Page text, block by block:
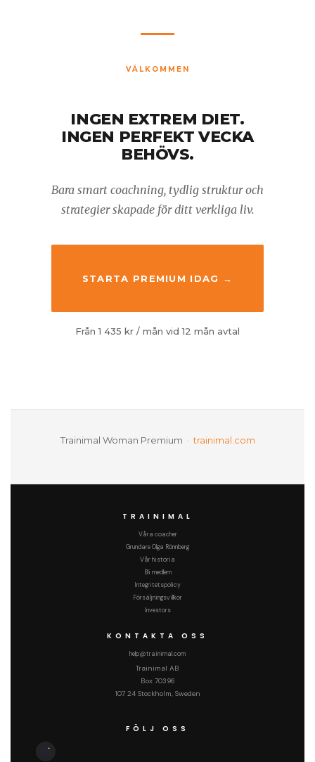
VÄLKOMMEN
INGEN EXTREM DIET.
INGEN PERFEKT VECKA
BEHÖVS.
Bara smart coachning, tydlig struktur och
strategier skapade för ditt verkliga liv.
STARTA PREMIUM IDAG →
Från 1 435 kr / mån vid 12 mån avtal
Trainimal Woman Premium ·trainimal.com
TRAINIMAL
Våra coacher
Grundare Olga Rönnberg
Vår historia
Bli medlem
Integritetspolicy
Försäljningsvillkor
Investors
KONTAKTA OSS
help@trainimal.com
Trainimal AB
Box 70396
107 24 Stockholm, Sweden
FÖLJ OSS